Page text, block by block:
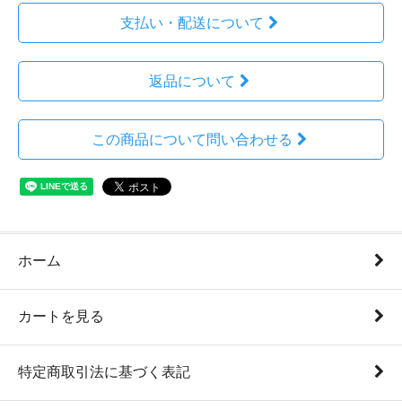
支払い・配送について
返品について
この商品について問い合わせる
ホーム
カートを見る
特定商取引法に基づく表記